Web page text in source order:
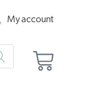
My account
Basket